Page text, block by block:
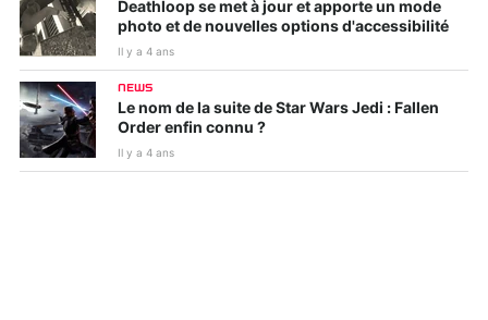
Deathloop se met à jour et apporte un mode
photo et de nouvelles options d'accessibilité
Il y a 4 ans
NEWS
Le nom de la suite de Star Wars Jedi : Fallen
Order enfin connu ?
Il y a 4 ans